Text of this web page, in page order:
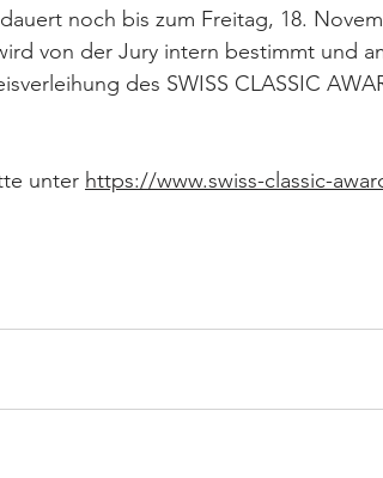
noch bis zum Freitag, 18.
von der Jury intern bestimmt und
des SWISS CLASSIC
unter https://www.swiss-classic-